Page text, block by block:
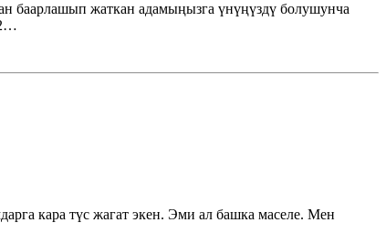
баарлашып жаткан адамыңызга үнүңүздү болушунча
кара түс жагат экен. Эми ал башка маселе. Мен